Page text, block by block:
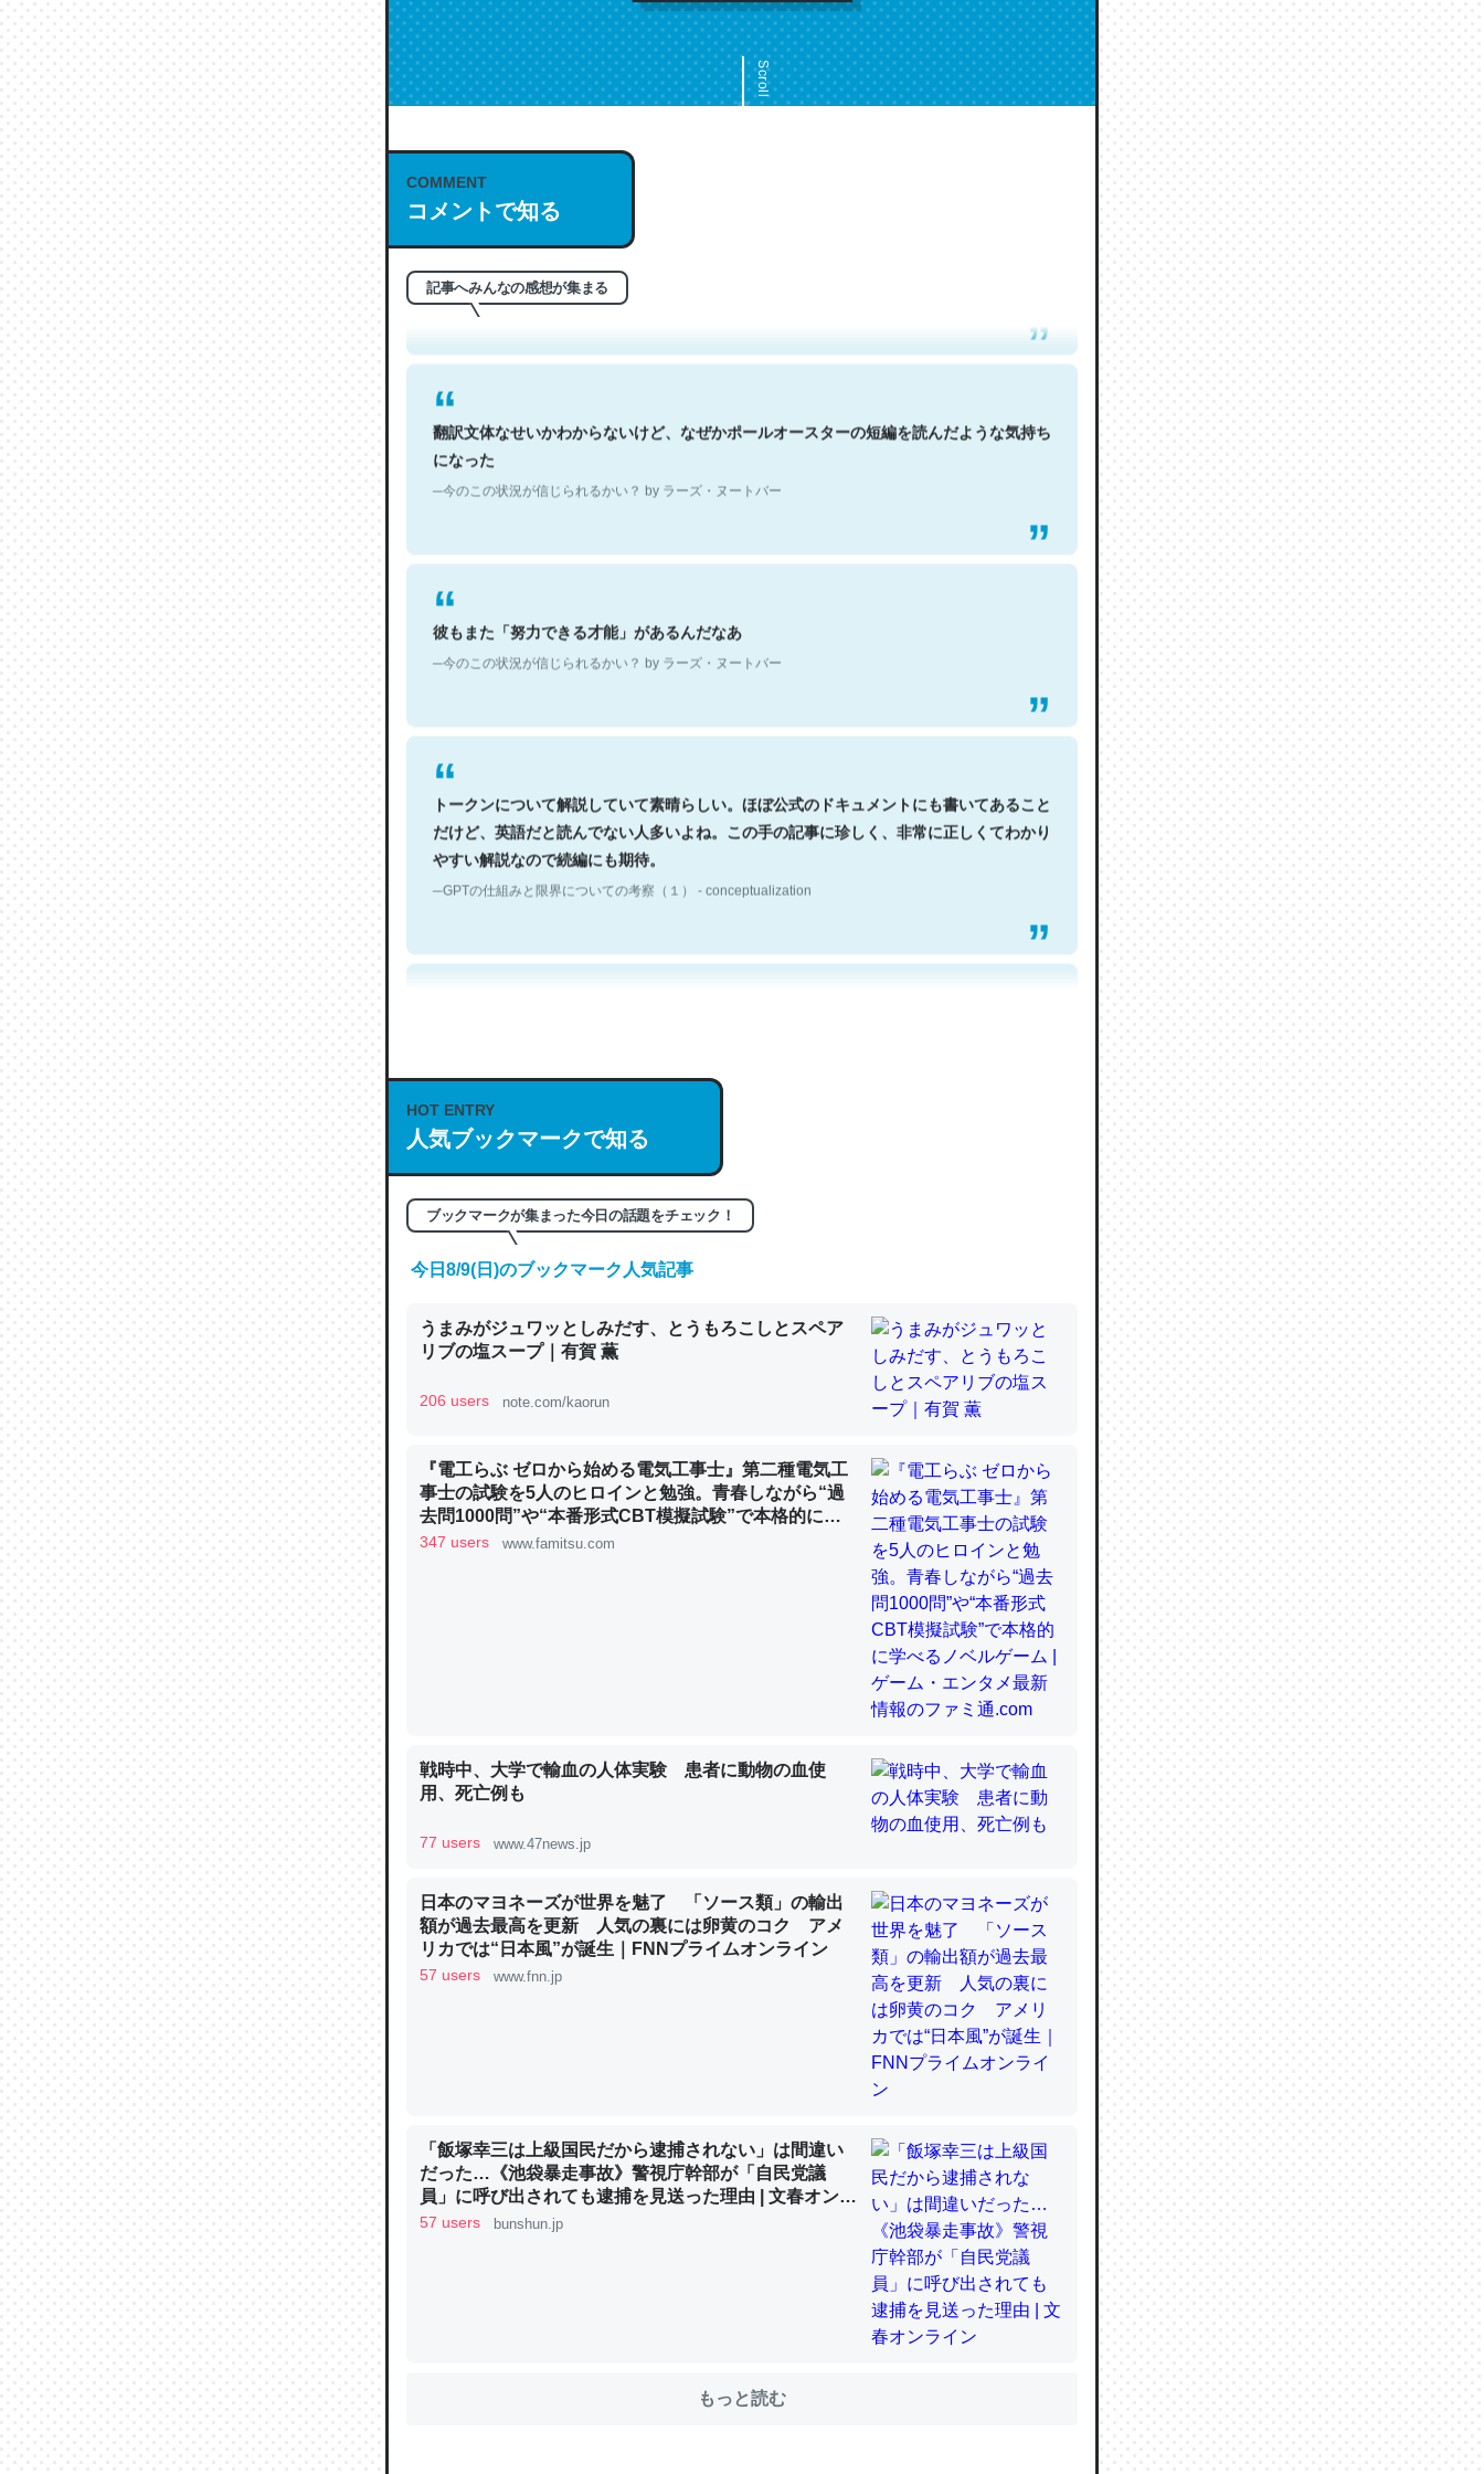
Scroll
COMMENT
コメントで知る
記事へみんなの感想が集まる
これは名文。彼はとてもクレバーなんだろうなと凄く思う。英語少しでも読める人は原文
もお勧め。自分はこの流れ好き。Let’s Fucking Go. Then Covid hit. Shit.
翻訳文体なせいかわからないけど、なぜかポールオースターの短編を読んだような気持ち
になった
─今のこの状況が信じられるかい？ by ラーズ・ヌートバー
彼もまた「努力できる才能」があるんだなあ
─今のこの状況が信じられるかい？ by ラーズ・ヌートバー
トークンについて解説していて素晴らしい。ほぼ公式のドキュメントにも書いてあること
だけど、英語だと読んでない人多いよね。この手の記事に珍しく、非常に正しくてわかり
やすい解説なので続編にも期待。
─GPTの仕組みと限界についての考察（１） - conceptualization
これは良記事。32768トークンだと英語小説100ページ分くらい。小説でいう「ずっと前
の伏線」は回収されないけど、短期記憶というには多い分量。進化すればするほど分かり
やすく強くなりそう
の600分の1程度。
─ニュース :: 【研究発表】昆虫学の大問題＝「昆虫はなぜ海にいないのか」に関する新仮説
論文では「淡水はカルシウムも酸素も不足してて両方に不利だから両方が拮抗してるので
は」とあって面白い。海にいる鋏角類（カブトガニ・ウミグモ）はカルシウムを使わずキ
─ニュース :: 【研究発表】昆虫学の大問題＝「昆虫はなぜ海にいないのか」に関する新仮説
─ニュース :: 【研究発表】昆虫学の大問題＝「昆虫はなぜ海にいないのか」に関する新仮説
ウチもEchoを実家に置いて４年。でたまに覗いてる。ぼちぼちRingも置こうかと画策
中。あと、Googleマップで位置情報を共有してる。電池残量や充電中かが分かるのでこ
─たまにLINEするくらいだった遠方の父67歳と僕。ITツール導入でコミュニケーションが劇的に変化し
た｜tayorini by LIFULL介護
ちょうど同じ理由でEcho Show 8を設定中でした。PrimeとかSpotifyを支払う孝行もで
きる。一生で親と会える残り時間を日数にすると1週間とかの人が多いそうだけど、それ
─たまにLINEするくらいだった遠方の父67歳と僕。ITツール導入でコミュニケーションが劇的に変化し
HOT ENTRY
人気ブックマークで知る
ブックマークが集まった今日の話題をチェック！
今日8/9(日)のブックマーク人気記事
うまみがジュワッとしみだす、とうもろこしとスペア
リブの塩スープ｜有賀 薫
206 users note.com/kaorun
『電工らぶ ゼロから始める電気工事士』第二種電気工
事士の試験を5人のヒロインと勉強。青春しながら“過
去問1000問”や“本番形式CBT模擬試験”で本格的に学
べるノベルゲーム | ゲーム・エンタメ最新情報のファミ
347 users www.famitsu.com
戦時中、大学で輸血の人体実験 患者に動物の血使
用、死亡例も
77 users www.47news.jp
日本のマヨネーズが世界を魅了 「ソース類」の輸出
額が過去最高を更新 人気の裏には卵黄のコク アメ
リカでは“日本風”が誕生｜FNNプライムオンライン
57 users www.fnn.jp
「飯塚幸三は上級国民だから逮捕されない」は間違い
だった…《池袋暴走事故》警視庁幹部が「自民党議
員」に呼び出されても逮捕を見送った理由 | 文春オンラ
イン
57 users bunshun.jp
もっと読む